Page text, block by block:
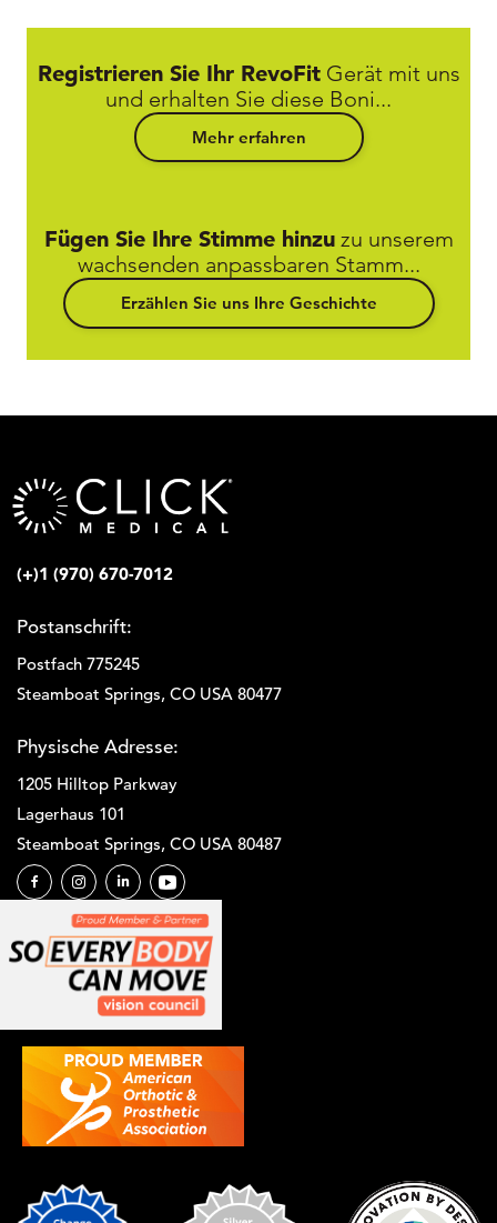
Registrieren Sie Ihr RevoFitGerät mit uns
und erhalten Sie diese Boni...
Mehr erfahren
Fügen Sie Ihre Stimme hinzuzu unserem
wachsenden anpassbaren Stamm...
Erzählen Sie uns Ihre Geschichte
(+)1 (970) 670-7012
Postanschrift:
Postfach 775245
Steamboat Springs, CO USA 80477
Physische Adresse:
1205 Hilltop Parkway
Lagerhaus 101
Steamboat Springs, CO USA 80487